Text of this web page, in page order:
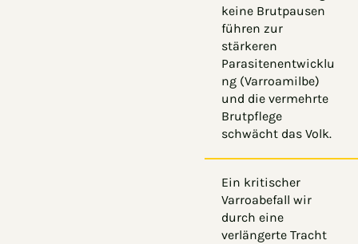
keine Brutpausen
führen zur
stärkeren
Parasitenentwicklu
ng (Varroamilbe)
und die vermehrte
Brutpflege
schwächt das Volk.
Ein kritischer
Varroabefall wir
durch eine
verlängerte Tracht